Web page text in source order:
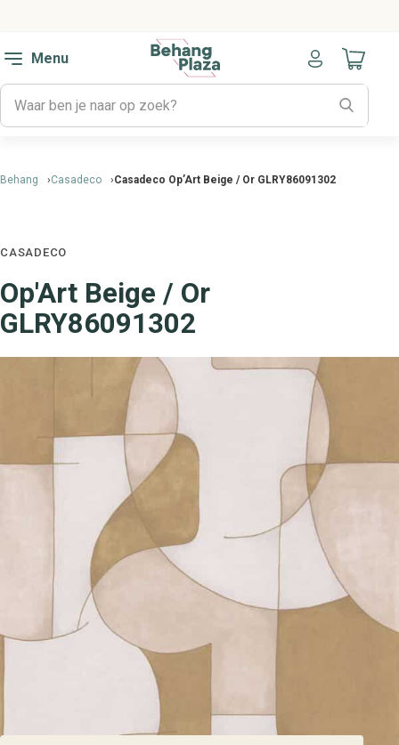
Menu
Naar
Behang Casadeco Casadeco Op’Art Beige / Or GLRY86091302
CASADECO
Op'Art Beige / Or
GLRY86091302